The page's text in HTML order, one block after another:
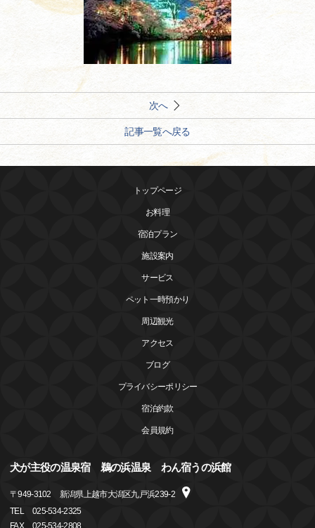
次へ
記事一覧へ戻る
トップページ
お料理
宿泊プラン
施設案内
サービス
ペット一時預かり
周辺観光
アクセス
ブログ
プライバシーポリシー
宿泊約款
会員規約
犬が主役の温泉宿 鵜の浜温泉 わん宿うの浜館
〒949-3102
新潟県上越市大潟区九戸浜239-2
TEL
025-534-2325
FAX
025-534-2808